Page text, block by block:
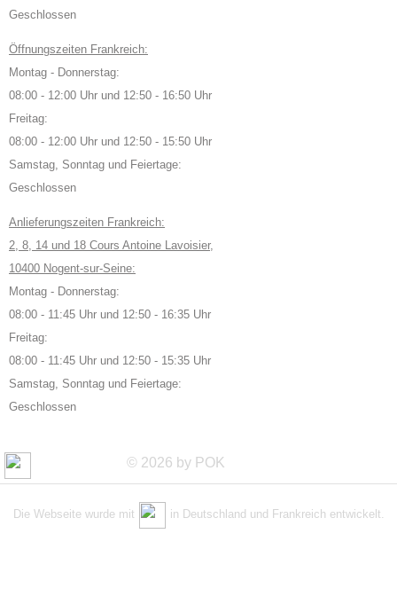
Geschlossen
Öffnungszeiten Frankreich:
Montag - Donnerstag:
08:00 - 12:00 Uhr und 12:50 - 16:50 Uhr
Freitag:
08:00 - 12:00 Uhr und 12:50 - 15:50 Uhr
Samstag, Sonntag und Feiertage:
Geschlossen
Anlieferungszeiten Frankreich:
2, 8, 14 und 18 Cours Antoine Lavoisier,
10400 Nogent-sur-Seine:
Montag - Donnerstag:
08:00 - 11:45 Uhr und 12:50 - 16:35 Uhr
Freitag:
08:00 - 11:45 Uhr und 12:50 - 15:35 Uhr
Samstag, Sonntag und Feiertage:
Geschlossen
© 2026 by POK
Die Webseite wurde mit in Deutschland und Frankreich entwickelt.